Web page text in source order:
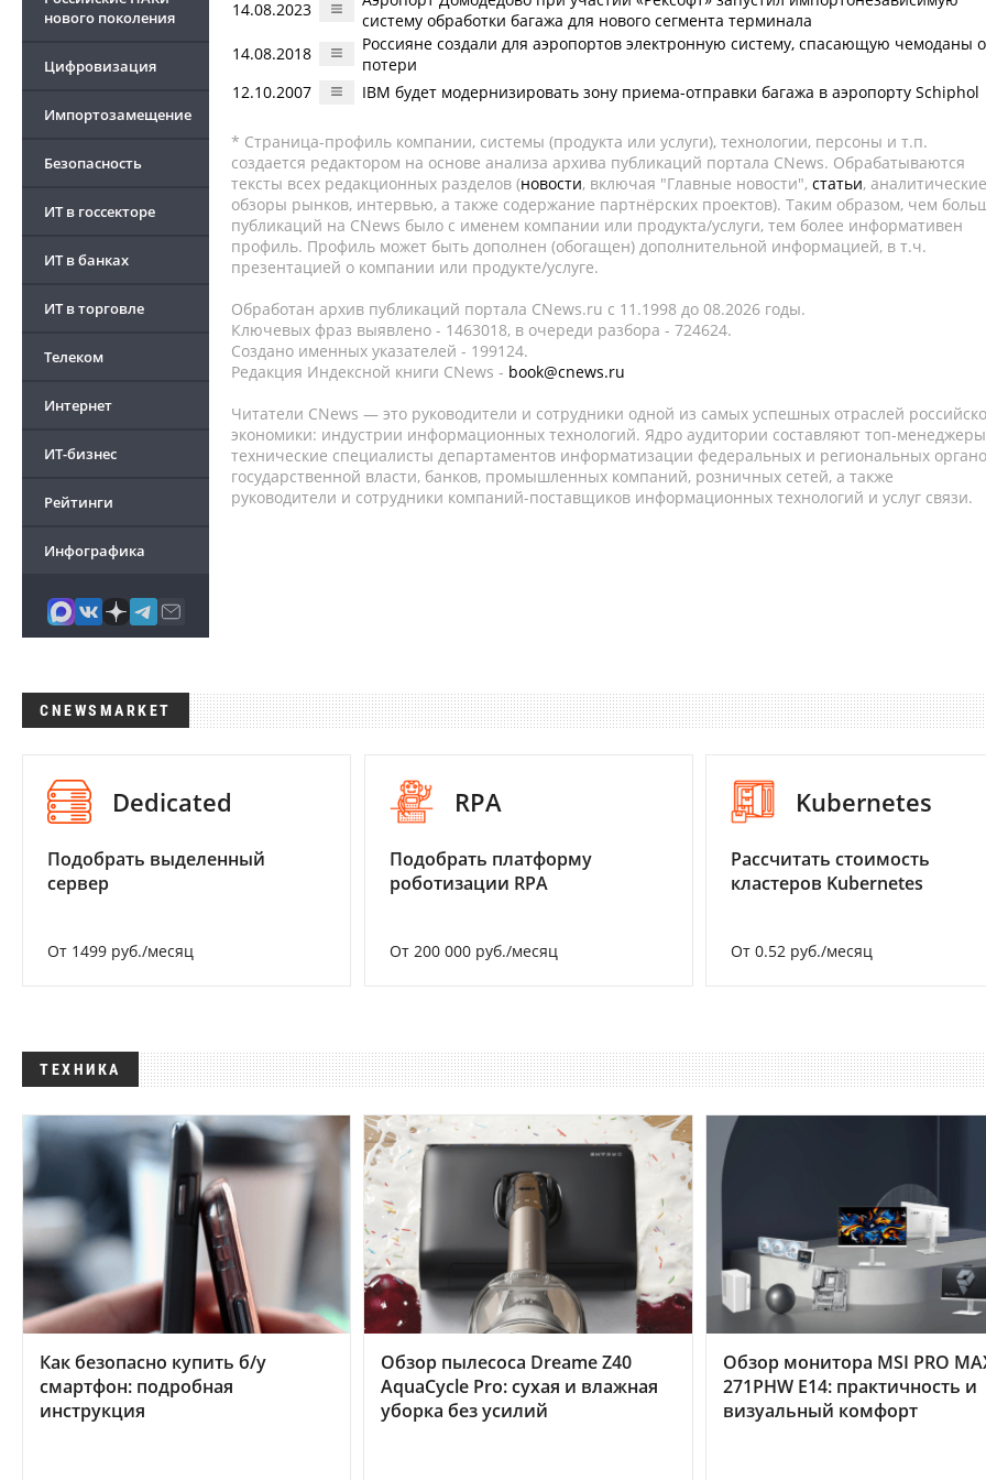
нового поколения
Цифровизация
Импортозамещение
Безопасность
ИТ в госсекторе
ИТ в банках
ИТ в торговле
Телеком
Интернет
ИТ-бизнес
Рейтинги
Инфографика
14.08.2023
систему обработки багажа для нового сегмента терминала
14.08.2018
Россияне создали для аэропортов электронную систему, спасающую чемоданы
потери
12.10.2007
IBM будет модернизировать зону приема-отправки багажа в аэропорту Schiphol
* Страница-профиль компании, системы (продукта или услуги), технологии, персоны и т.п.
создается редактором на основе анализа архива публикаций портала CNews. Обрабатываются
тексты всех редакционных разделов (новости, включая "Главные новости", статьи, аналитические
обзоры рынков, интервью, а также содержание партнёрских проектов). Таким образом, чем
публикаций на CNews было с именем компании или продукта/услуги, тем более информативен
профиль. Профиль может быть дополнен (обогащен) дополнительной информацией, в т.ч.
презентацией о компании или продукте/услуге.
Обработан архив публикаций портала CNews.ru c 11.1998 до 08.2026 годы.
Ключевых фраз выявлено - 1463018, в очереди разбора - 724624.
Создано именных указателей - 199124.
Редакция Индексной книги CNews - book@cnews.ru
Читатели CNews — это руководители и сотрудники одной из самых успешных отраслей
экономики: индустрии информационных технологий. Ядро аудитории составляют топ-
технические специалисты департаментов информатизации федеральных и региональных
государственной власти, банков, промышленных компаний, розничных сетей, а также
руководители и сотрудники компаний-поставщиков информационных технологий и услуг связи.
CNEWSMARKET
Dedicated
Подобрать выделенный
сервер
От 1499 руб./месяц
RPA
Подобрать платформу
роботизации RPA
От 200 000 руб./месяц
Kubernetes
Рассчитать стоимость
кластеров Kubernetes
От 0.52 руб./месяц
ТЕХНИКА
Как безопасно купить б/у
смартфон: подробная
инструкция
Обзор пылесоса Dreame Z40
AquaCycle Pro: сухая и влажная
уборка без усилий
Обзор монитора MSI PRO
271PHW E14: практичность и
визуальный комфорт